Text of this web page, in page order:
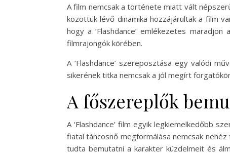
A film nemcsak a története miatt vált
közöttük lévő dinamika hozzájárultak a film
hogy a ‘Flashdance’ emlékezetes
filmrajongók körében.
A ‘Flashdance’ szereposztása egy valódi
sikerének titka nemcsak a jól megírt
A főszereplők
A ‘Flashdance’ film egyik legkiemelkedőbb
fiatal táncosnő megformálása nemcsak
tudta bemutatni a karakter küzdelmeit és